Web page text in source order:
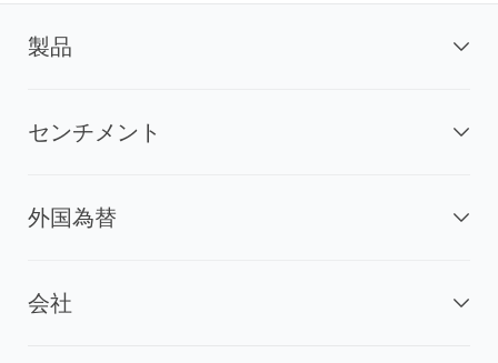
製品
センチメント
外国為替
会社